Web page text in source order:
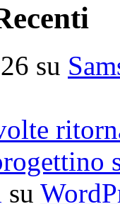
su
su